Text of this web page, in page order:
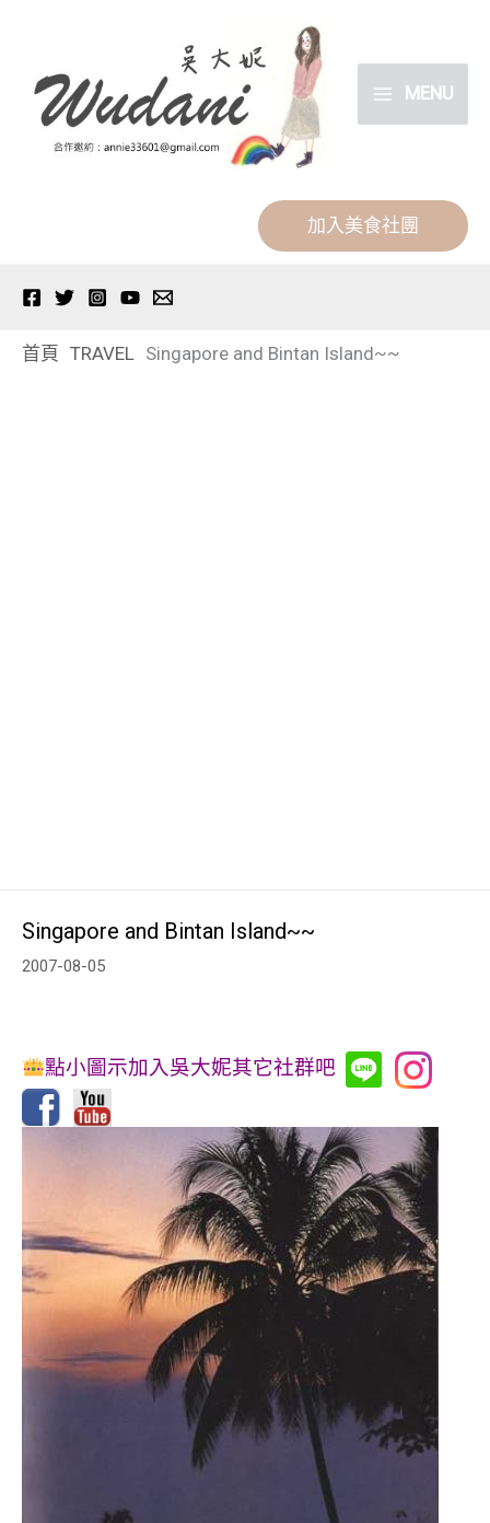
MENU
加入美食社團
首頁 TRAVEL Singapore and Bintan Island~~
Singapore and Bintan Island~~
2007-08-05
點小圖示加入吳大妮其它社群吧